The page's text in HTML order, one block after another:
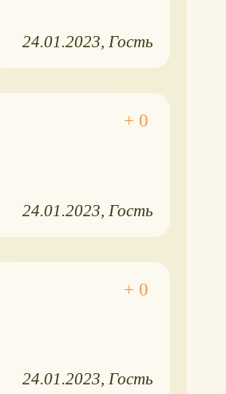
24.01.2023 Гость
24.01.2023 Гость
24.01.2023 Гость